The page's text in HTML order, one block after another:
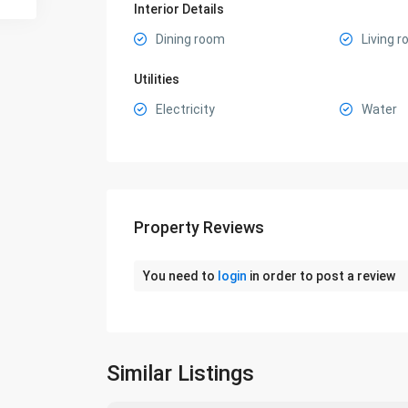
Interior Details
Dining room Living
Utilities
Electricity Water
Property Reviews
You need to login in order to post a review
Similar Listings